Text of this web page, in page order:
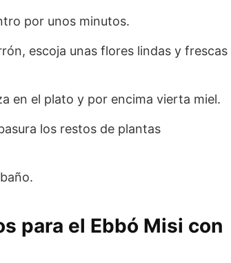
por unos minutos.
escoja unas flores lindas y frescas
en el plato y por encima vierta miel.
los restos de plantas
para el Ebbó Misi con